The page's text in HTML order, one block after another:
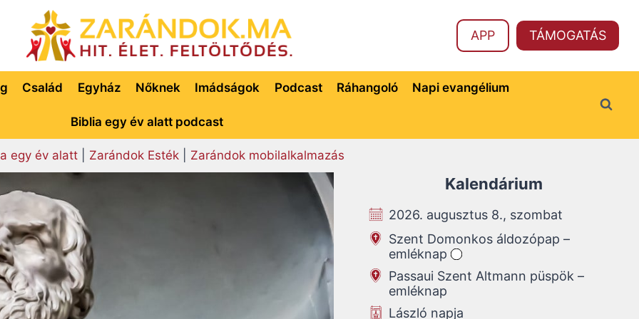
APP TÁMOGATÁS
Család Egyház Nőknek Imádságok Podcast Ráhangoló Napi evangélium
Biblia egy év alatt podcast
egy év alatt| Zarándok Esték| Zarándok mobilalkalmazás
Kalendárium
2026. augusztus 8., szombat
Szent Domonkos áldozópap –
emléknap
Passaui Szent Altmann püspök –
emléknap
László napja